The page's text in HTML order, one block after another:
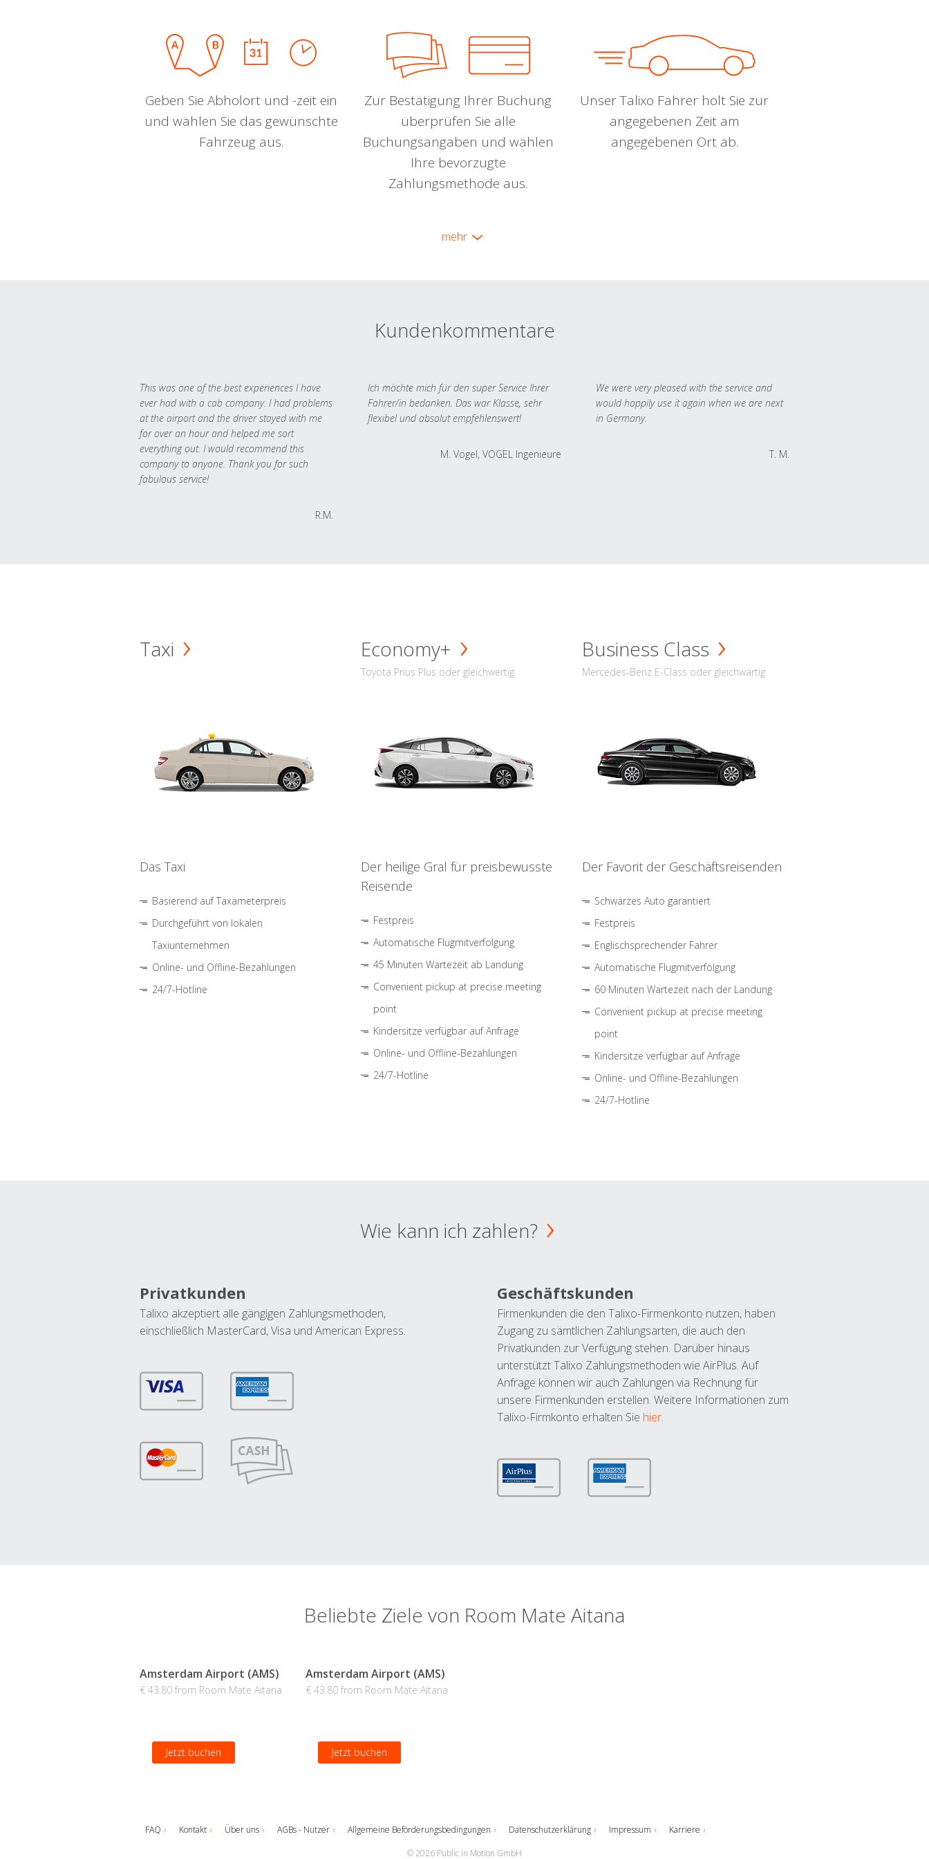
Geben Sie Abholort und -zeit ein
und wählen Sie das gewünschte
Fahrzeug aus.
Zur Bestätigung Ihrer Buchung
überprüfen Sie alle
Buchungsangaben und wählen
Ihre bevorzugte
Zahlungsmethode aus.
Unser Talixo Fahrer holt Sie zur
angegebenen Zeit am
angegebenen Ort ab.
mehr
Kundenkommentare
This was one of the best experiences I have
ever had with a cab company. I had problems
at the airport and the driver stayed with me
for over an hour and helped me sort
everything out. I would recommend this
company to anyone. Thank you for such
fabulous service!
R.M.
Ich möchte mich für den super Service Ihrer
Fahrer/in bedanken. Das war Klasse, sehr
flexibel und absolut empfehlenswert!
M. Vogel, VOGEL Ingenieure
We were very pleased with the service and
would happily use it again when we are next
in Germany.
T. M.
Taxi
Das Taxi
Basierend auf Taxameterpreis
Durchgeführt von lokalen
Taxiunternehmen
Online- und Offline-Bezahlungen
24/7-Hotline
Economy+
Toyota Prius Plus oder gleichwertig
Der heilige Gral für preisbewusste
Reisende
Festpreis
Automatische Flugmitverfolgung
45 Minuten Wartezeit ab Landung
Convenient pickup at precise meeting
point
Kindersitze verfügbar auf Anfrage
Online- und Offline-Bezahlungen
24/7-Hotline
Business Class
Mercedes-Benz E-Class oder gleichwärtig
Der Favorit der Geschäftsreisenden
Schwarzes Auto garantiert
Festpreis
Englischsprechender Fahrer
Automatische Flugmitverfolgung
60 Minuten Wartezeit nach der Landung
Convenient pickup at precise meeting
point
Kindersitze verfügbar auf Anfrage
Online- und Offline-Bezahlungen
24/7-Hotline
Wie kann ich zahlen?
Privatkunden
Talixo akzeptiert alle gängigen Zahlungsmethoden,
einschließlich MasterCard, Visa und American Express.
Geschäftskunden
Firmenkunden die den Talixo-Firmenkonto nutzen, haben
Zugang zu sämtlichen Zahlungsarten, die auch den
Privatkunden zur Verfügung stehen. Darüber hinaus
unterstützt Talixo Zahlungsmethoden wie AirPlus. Auf
Anfrage können wir auch Zahlungen via Rechnung für
unsere Firmenkunden erstellen. Weitere Informationen zum
Talixo-Firmkonto erhalten Sie hier.
Beliebte Ziele von Room Mate Aitana
Amsterdam Airport (AMS)
€ 43.80 from Room Mate Aitana
Jetzt buchen
Amsterdam Airport (AMS)
€ 43.80 from Room Mate Aitana
Jetzt buchen
FAQ Kontakt Über uns AGBs - Nutzer Allgemeine Beförderungsbedingungen Datenschutzerklärung Impressum
Karriere
© 2026 Public in Motion GmbH